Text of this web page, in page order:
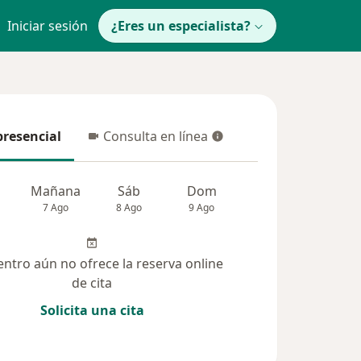
Iniciar sesión ¿Eres un especialista?
Consulta en línea
Consulta en línea
Mañana
7 Ago
Sáb
8 Ago
Dom
9 Ago
aún no ofrece la reserva online
de cita
Solicita una cita